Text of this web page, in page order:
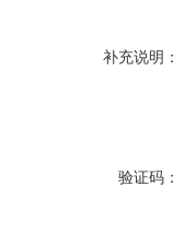
补充说明
验证码